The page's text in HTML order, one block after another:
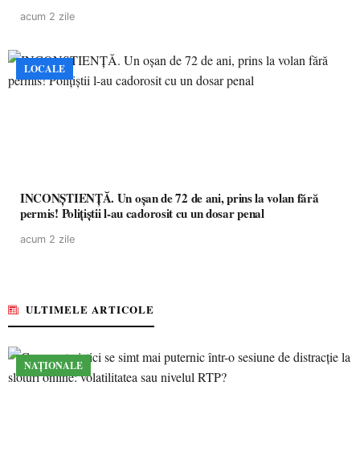
acum 2 zile
LOCALE
INCONȘTIENȚĂ. Un oșan de 72 de ani, prins la volan fără
permis! Polițiștii l-au cadorosit cu un dosar penal
acum 2 zile
ULTIMELE ARTICOLE
NAȚIONALE